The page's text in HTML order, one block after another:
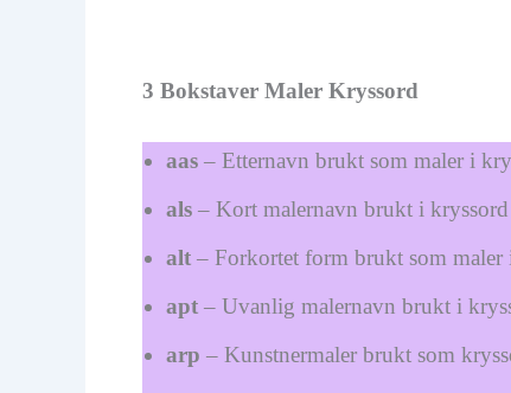
3 Bokstaver Maler Kryssord
aas– Etternavn brukt som maler i
als– Kort malernavn brukt i kryssord
alt– Forkortet form brukt som maler
apt– Uvanlig malernavn brukt i
arp – Kunstnermaler brukt som